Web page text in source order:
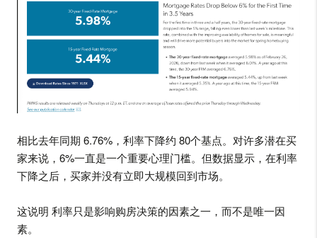
相比去年同期 6.76%，利率下降约 80个基点。对许多潜在买
家来说，6%一直是一个重要心理门槛。但数据显示，在利率
下降之后，买家并没有立即大规模回到市场。
这说明 利率只是影响购房决策的因素之一，而不是唯一因
素。